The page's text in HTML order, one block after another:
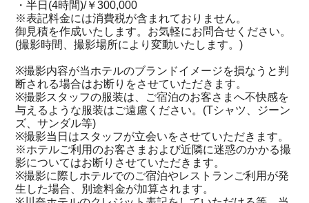
・半日(4時間)/￥300,000
※表記料金には消費税が含まれておりません。
御見積を作成いたします。お気軽にお問合せください。
(撮影時間、撮影場所により変動いたします。)
※撮影内容が当ホテルのブランドイメージを損なうと判
断される場合はお断りをさせていただきます。
※撮影スタッフの服装は、ご宿泊のお客さまへ不快感を
与えるような服装はご遠慮ください。(Tシャツ、ジーン
ズ、サンダル等)
※撮影当日はスタッフが立会いをさせていただきます。
※ホテルご利用のお客さまおよび近隣に迷惑のかかる撮
影についてはお断りさせていただきます。
※撮影に際しホテルでのご宿泊やレストランご利用が発
生した場合、別途料金が加算されます。